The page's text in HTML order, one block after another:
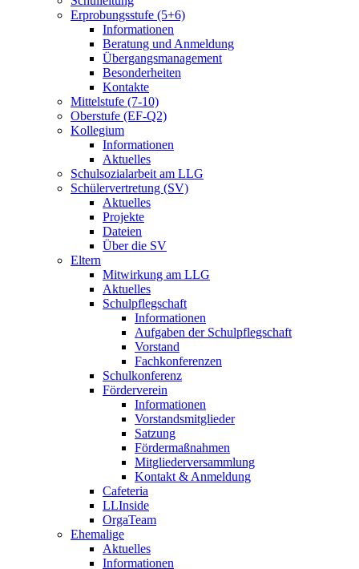
Erprobungsstufe (5+6)
Informationen
Beratung und Anmeldung
Übergangsmanagement
Besonderheiten
Kontakte
Mittelstufe (7-10)
Oberstufe (EF-Q2)
Kollegium
Informationen
Aktuelles
Schulsozialarbeit am LLG
Schülervertretung (SV)
Aktuelles
Projekte
Dateien
Über die SV
Eltern
Mitwirkung am LLG
Aktuelles
Schulpflegschaft
Informationen
Aufgaben der Schulpflegschaft
Vorstand
Fachkonferenzen
Schulkonferenz
Förderverein
Informationen
Vorstandsmitglieder
Satzung
Fördermaßnahmen
Mitgliederversammlung
Kontakt & Anmeldung
Cafeteria
LLInside
OrgaTeam
Ehemalige
Aktuelles
Informationen